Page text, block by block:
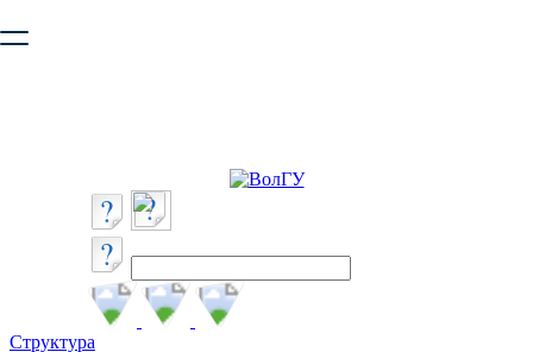
безопасную работу с сайтом. Пожалуйста
Структура